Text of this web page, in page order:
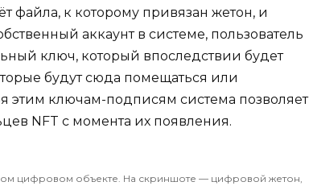
файла, к которому привязан жетон, и
аккаунт в системе, пользователь
ключ, который впоследствии будет
будут сюда помещаться или
этим ключам-подписям система позволяет
NFT с момента их появления.
цифровом объекте. На скриншоте — цифровой жетон,